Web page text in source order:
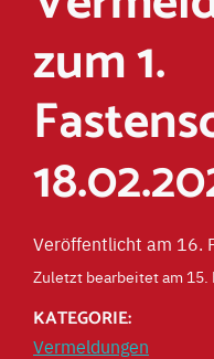
zum 1.
Veröffentlicht am 16.
Zuletzt bearbeitet am 15.
KATEGORIE:
Vermeldungen